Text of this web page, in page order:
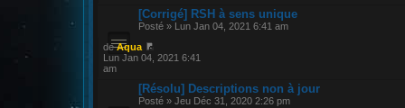
[Corrigé] RSH à sens unique
Posté » Lun Jan 04, 2021 6:41 am
deAqua
Lun Jan 04, 2021 6:41
am
[Résolu] Descriptions non à jour
Posté » Jeu Déc 31, 2020 2:26 pm